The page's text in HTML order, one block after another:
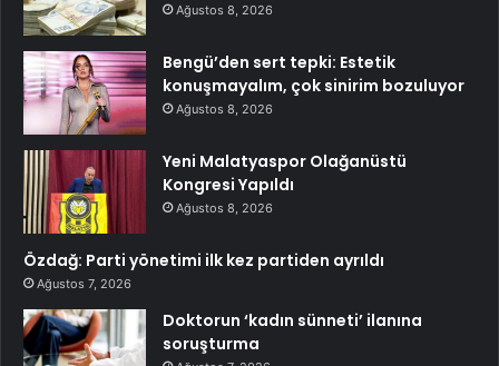
Ağustos 8, 2026
Bengü’den sert tepki: Estetik
konuşmayalım, çok sinirim bozuluyor
Ağustos 8, 2026
Yeni Malatyaspor Olağanüstü
Kongresi Yapıldı
Ağustos 8, 2026
Özdağ: Parti yönetimi ilk kez partiden ayrıldı
Ağustos 7, 2026
Doktorun ‘kadın sünneti’ ilanına
soruşturma